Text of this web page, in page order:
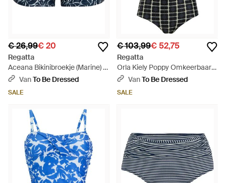
€ 26,99€ 20
Regatta
Aceana Bikinibroekje (Marine) -
Blauw
VanTo Be Dressed
SALE
€ 103,99€ 52,75
Regatta
Orla Kiely Poppy Omkeerbaar
Bikini Set (Monochroom) -
VanTo Be Dressed
SALE